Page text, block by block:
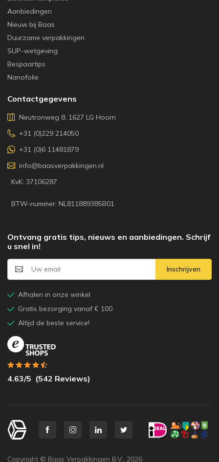
Aanbiedingen
Nieuw bij Baas
Duurzame verpakkingen
SUP-wetgeving
Bespaartips
Nanofolie
Contactgegevens
Neutronweg 8, 1627 LG Hoorn
+31 (0)229 214050
+31 (0)6 11481879
info@baasverpakkingen.nl
KvK: 37106287
BTW-nummer: NL811889385B01
Ontvang gratis tips, nieuws en aanbiedingen. Schrijf
u snel in!
Inschrijven
Afhalen in onze winkel
Gratis bezorging vanaf € 100
Altijd de beste service!
4.63/5 (542 Reviews)
Copyright © Baas Verpakkingen B.V., 2026